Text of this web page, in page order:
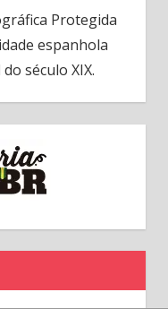
Protegida
espanhola
século XIX.